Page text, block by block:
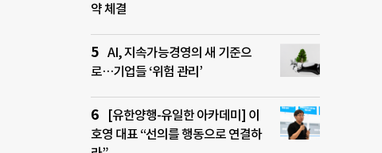
약 체결
AI, 지속가능경영의 새 기준으
로…기업들 ‘위험 관리’
[유한양행-유일한 아카데미] 이
호영 대표 “선의를 행동으로 연결하